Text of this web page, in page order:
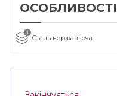
ОСОБЛИВОСТІ
i
Сталь нержавіюча